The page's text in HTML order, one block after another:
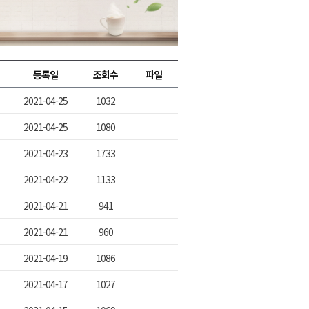
2026년 08월 06일(목)
2026년 08월 06일(목)
2026년 08월 06일(목)
2026년 08월 06일(목)
2026년 08월 06일(목)
등록일 조회수
파일
2021-04-25
1032
2021-04-25
1080
2021-04-23
1733
2021-04-22
1133
2021-04-21
941
2021-04-21
960
2021-04-19
1086
2021-04-17
1027